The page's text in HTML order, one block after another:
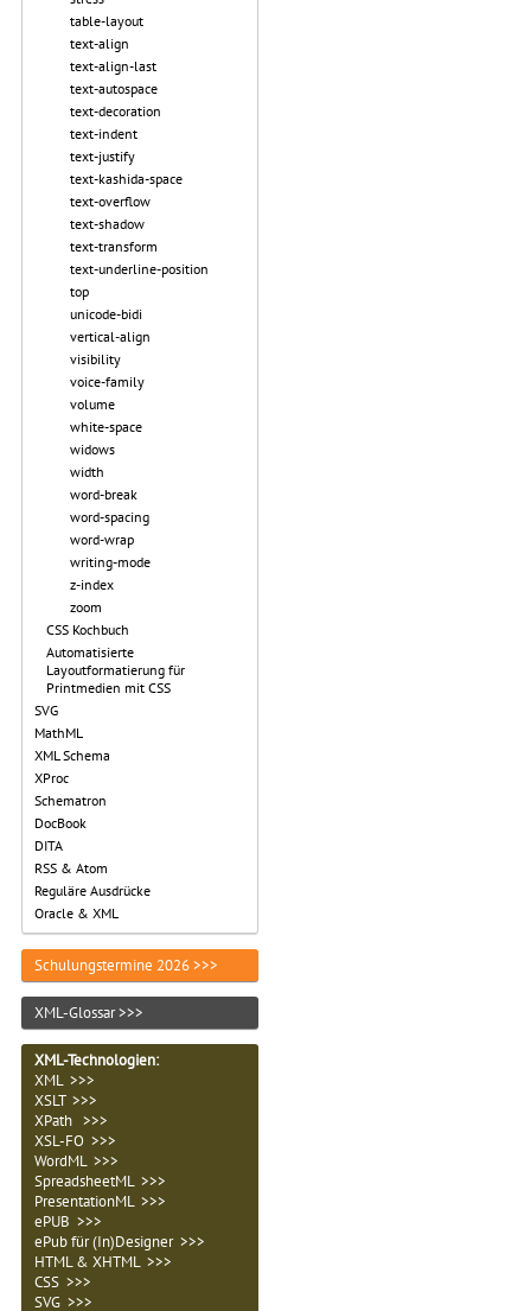
table-layout
text-align
text-align-last
text-autospace
text-decoration
text-indent
text-justify
text-kashida-space
text-overflow
text-shadow
text-transform
text-underline-position
top
unicode-bidi
vertical-align
visibility
voice-family
volume
white-space
widows
width
word-break
word-spacing
word-wrap
writing-mode
z-index
zoom
CSS Kochbuch
Automatisierte
Layoutformatierung für
Printmedien mit CSS
SVG
MathML
XML Schema
XProc
Schematron
DocBook
DITA
RSS & Atom
Reguläre Ausdrücke
Oracle & XML
Schulungstermine 2026 >>>
XML-Glossar >>>
XML-Technologien:
XML >>>
XSLT >>>
XPath >>>
XSL-FO >>>
WordML >>>
SpreadsheetML >>>
PresentationML >>>
ePUB >>>
ePub für (In)Designer >>>
HTML & XHTML >>>
CSS >>>
SVG >>>